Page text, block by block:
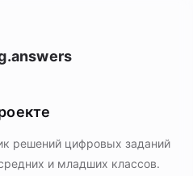
решений цифровых заданий
и младших классов.